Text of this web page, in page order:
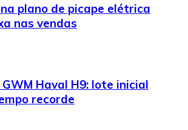
plano de picape elétrica
nas vendas
Haval H9: lote inicial
recorde